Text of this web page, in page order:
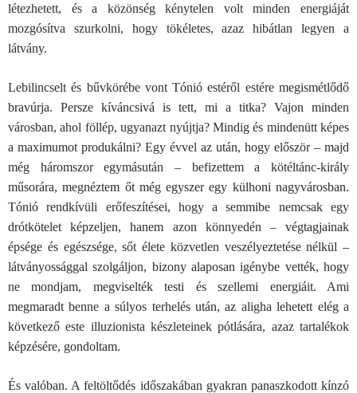
létezhetett, és a közönség kénytelen volt minden energiáját
mozgósítva szurkolni, hogy tökéletes, azaz hibátlan legyen a
látvány.
Lebilincselt és bűvkörébe vont Tónió estéről estére megismétlődő
bravúrja. Persze kíváncsivá is tett, mi a titka? Vajon minden
városban, ahol föllép, ugyanazt nyújtja? Mindig és mindenütt képes
a maximumot produkálni? Egy évvel az után, hogy először – majd
még háromszor egymásután – befizettem a kötéltánc-király
műsorára, megnéztem őt még egyszer egy külhoni nagyvárosban.
Tónió rendkívüli erőfeszítései, hogy a semmibe nemcsak egy
drótkötelet képzeljen, hanem azon könnyedén – végtagjainak
épsége és egészsége, sőt élete közvetlen veszélyeztetése nélkül –
látványossággal szolgáljon, bizony alaposan igénybe vették, hogy
ne mondjam, megviselték testi és szellemi energiáit. Ami
megmaradt benne a súlyos terhelés után, az aligha lehetett elég a
következő este illuzionista készleteinek pótlására, azaz tartalékok
képzésére, gondoltam.
És valóban. A feltöltődés időszakában gyakran panaszkodott kínzó